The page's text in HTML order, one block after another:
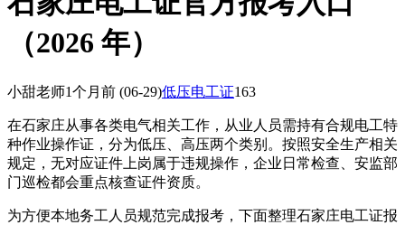
（2026 年）
小甜老师1个月前 (06-29)低压电工证163
在石家庄从事各类电气相关工作，从业人员需持有合规电工特
种作业操作证，分为低压、高压两个类别。按照安全生产相关
规定，无对应证件上岗属于违规操作，企业日常检查、安监部
门巡检都会重点核查证件资质。
为方便本地务工人员规范完成报考，下面整理石家庄电工证报